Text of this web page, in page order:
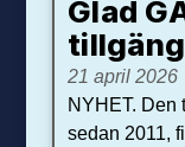
Glad
21 april 2026
NYHET. Den
sedan 2011,